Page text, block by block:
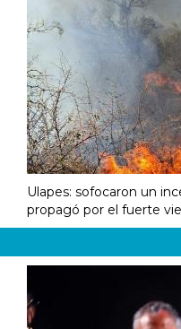
Ulapes: sofocaron un
propagó por el fuerte